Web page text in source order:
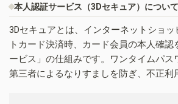
本人認証サービス（3Dセキュア）について
3Dセキュアとは、インターネットショ
トカード決済時、カード会員の本人確認
ービス」の仕組みです。ワンタイムパス
第三者によるなりすましを防ぎ、不正利